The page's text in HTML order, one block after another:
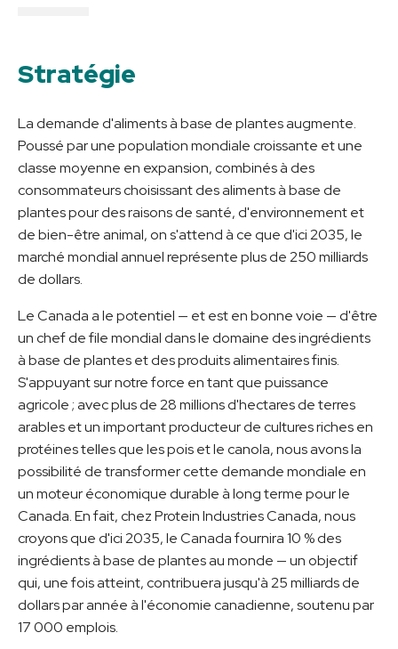
Stratégie
La demande d'aliments à base de plantes augmente.
Poussé par une population mondiale croissante et une
classe moyenne en expansion, combinés à des
consommateurs choisissant des aliments à base de
plantes pour des raisons de santé, d'environnement et
de bien-être animal, on s'attend à ce que d'ici 2035, le
marché mondial annuel représente plus de 250 milliards
de dollars.
Le Canada a le potentiel — et est en bonne voie — d'être
un chef de file mondial dans le domaine des ingrédients
à base de plantes et des produits alimentaires finis.
S'appuyant sur notre force en tant que puissance
agricole ; avec plus de 28 millions d'hectares de terres
arables et un important producteur de cultures riches en
protéines telles que les pois et le canola, nous avons la
possibilité de transformer cette demande mondiale en
un moteur économique durable à long terme pour le
Canada. En fait, chez Protein Industries Canada, nous
croyons que d'ici 2035, le Canada fournira 10 % des
ingrédients à base de plantes au monde — un objectif
qui, une fois atteint, contribuera jusqu'à 25 milliards de
dollars par année à l'économie canadienne, soutenu par
17 000 emplois.